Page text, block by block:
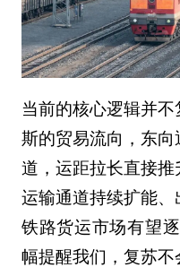
当前的核心逻辑并
斯的贸易流向，东
道，运距拉长直接
运输通道持续扩能、
铁路货运市场有望
幅提醒我们，复苏